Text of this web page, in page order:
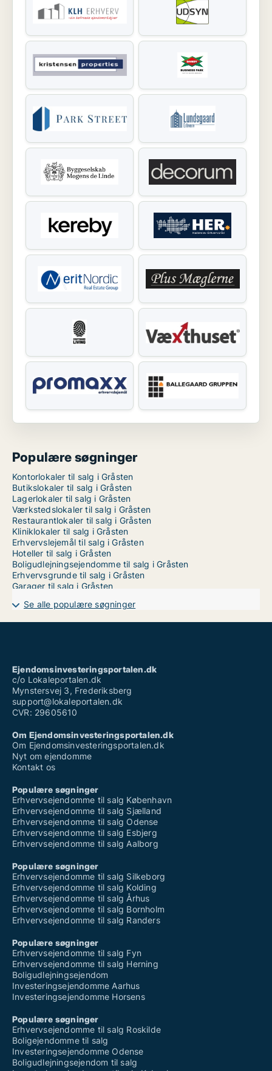
Populære søgninger
Kontorlokaler til salg i Gråsten
Butikslokaler til salg i Gråsten
Lagerlokaler til salg i Gråsten
Værkstedslokaler til salg i Gråsten
Restaurantlokaler til salg i Gråsten
Kliniklokaler til salg i Gråsten
Erhvervslejemål til salg i Gråsten
Hoteller til salg i Gråsten
Boligudlejningsejendomme til salg i Gråsten
Erhvervsgrunde til salg i Gråsten
Garager til salg i Gråsten
Se alle populære søgninger
Ejendomsinvesteringsportalen.dk
c/o Lokaleportalen.dk
Mynstersvej 3, Frederiksberg
support@lokaleportalen.dk
CVR: 29605610
Om Ejendomsinvesteringsportalen.dk
Om Ejendomsinvesteringsportalen.dk
Nyt om ejendomme
Kontakt os
Populære søgninger
Erhvervsejendomme til salg København
Erhvervsejendomme til salg Sjælland
Erhvervsejendomme til salg Odense
Erhvervsejendomme til salg Esbjerg
Erhvervsejendomme til salg Aalborg
Populære søgninger
Erhvervsejendomme til salg Silkeborg
Erhvervsejendomme til salg Kolding
Erhvervsejendomme til salg Århus
Erhvervsejendomme til salg Bornholm
Erhvervsejendomme til salg Randers
Populære søgninger
Erhvervsejendomme til salg Fyn
Erhvervsejendomme til salg Herning
Boligudlejningsejendom
Investeringsejendomme Aarhus
Investeringsejendomme Horsens
Populære søgninger
Erhvervsejendomme til salg Roskilde
Boligejendomme til salg
Investeringsejendomme Odense
Boligudlejningsejendom til salg